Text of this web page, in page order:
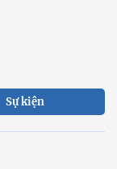
Sự kiện